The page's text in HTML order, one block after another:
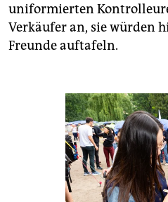
uniformierten
Verkäufer an, sie würden
Freunde auftafeln.